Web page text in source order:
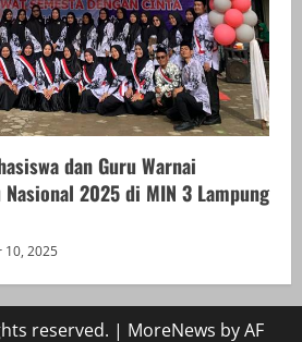
dan Guru Warnai
2025 di MIN 3 Lampung
10, 2025
reserved. | MoreNews by AF